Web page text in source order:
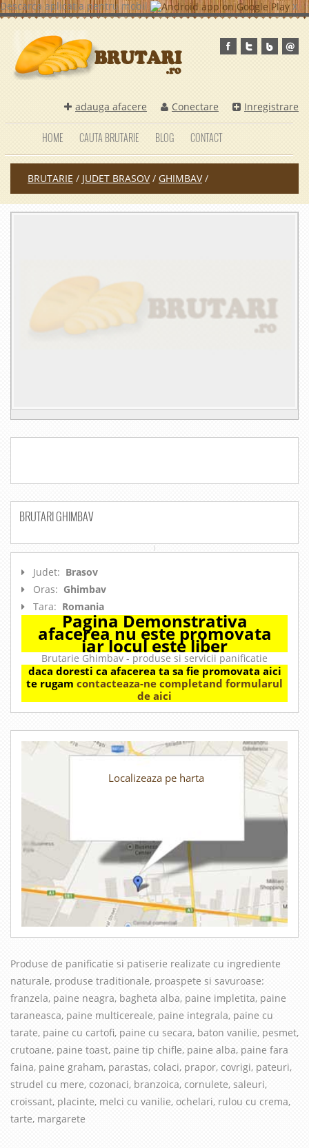
Descarca aplicatia pentru mobil x
adauga afacere Conectare Inregistrare
HOME CAUTA BRUTARIE BLOG CONTACT
BRUTARIE / JUDET BRASOV/ GHIMBAV/
BRUTARI GHIMBAV
Judet: Brasov
Oras: Ghimbav
Tara: Romania
Pagina Demonstrativa
afacerea nu este promovata
iar locul este liber
Brutarie Ghimbav - produse si servicii panificatie
daca doresti ca afacerea ta sa fie promovata aici
te rugam contacteaza-ne completand formularul
de aici
Localizeaza pe harta
Produse de panificatie si patiserie realizate cu ingrediente
naturale, produse traditionale, proaspete si savuroase:
franzela, paine neagra, bagheta alba, paine impletita, paine
taraneasca, paine multicereale, paine integrala, paine cu
tarate, paine cu cartofi, paine cu secara, baton vanilie, pesmet,
crutoane, paine toast, paine tip chifle, paine alba, paine fara
faina, paine graham, parastas, colaci, prapor, covrigi, pateuri,
strudel cu mere, cozonaci, branzoica, cornulete, saleuri,
croissant, placinte, melci cu vanilie, ochelari, rulou cu crema,
tarte, margarete